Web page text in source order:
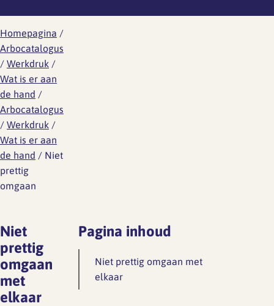
Gezondheid en arbo
Verlof
Modelcontracten
Personeelshandboek
HR jaarplan
Verzuim en verlof
Overzicht regelingen
vakantie-uren
Overzicht regelingen cao-
verlof
Lief en leed
Wat is er aan de hand
Wat kun je doen
Wetgeving
Werkdruk
Wat is er aan de hand
Wat kun je doen
Ongewenst gedrag
Gedragscode
Toetsing
Homepagina /
Arbocatalogus
/ Werkdruk /
Wat is er aan
de hand /
Arbocatalogus
/ Werkdruk /
Wat is er aan
de hand / Niet
prettig
omgaan
Niet
prettig
omgaan
met
elkaar
Pagina inhoud
Niet prettig omgaan met
elkaar